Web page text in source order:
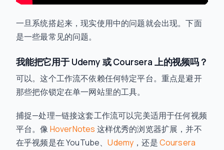
一旦系统搭起来，现实使用中的问题就会出现。下面
是一些最常见的问题。
我能把它用于 Udemy 或 Coursera 上的视频吗？
可以。这个工作流不依赖任何特定平台。重点是避开
那些把你锁定在单一网站里的工具。
捕捉—处理—链接这套工作流可以完美适用于任何视频
平台。像 HoverNotes 这样优秀的浏览器扩展，并不
在乎视频是在 YouTube、Udemy ，还是Coursera